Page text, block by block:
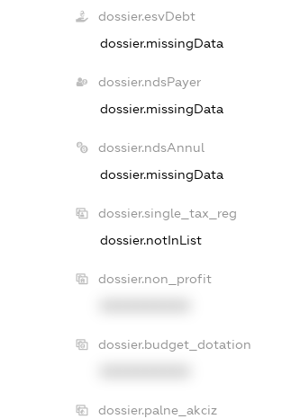
dossier.esvDebt
dossier.missingData
dossier.ndsPayer
dossier.missingData
dossier.ndsAnnul
dossier.missingData
dossier.single_tax_reg
dossier.notInList
dossier.non_profit
dossier.budget_dotation
dossier.palne_akciz